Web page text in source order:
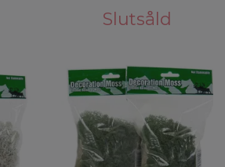
Slutsåld